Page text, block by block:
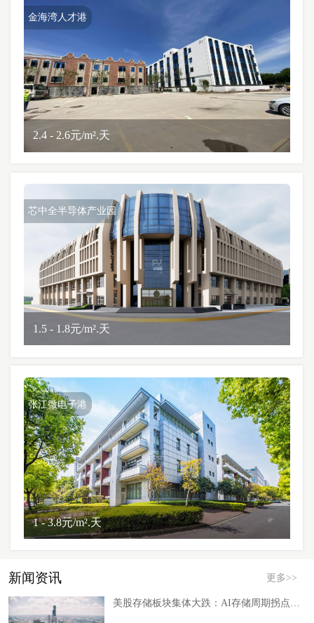
金海湾人才港
2.4 - 2.6元/m².天
芯中全半导体产业园
1.5 - 1.8元/m².天
张江微电子港
1 - 3.8元/m².天
新闻资讯 更多>>